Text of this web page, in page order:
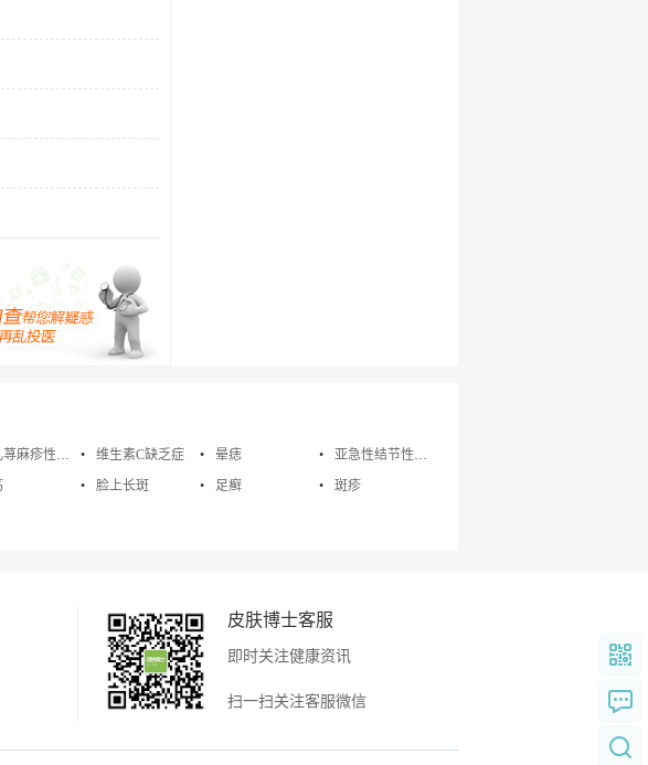
麻疹性苔藓 维生素C缺乏症 晕痣
亚急性结节性游走性脂膜炎
脸上长斑 足癣 斑疹
皮肤博士客服
即时关注健康资讯
扫一扫关注客服微信